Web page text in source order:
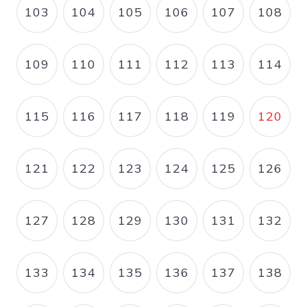
PAGE
103 PAGE
104 PAGE
105 PAGE
106 PAGE
107 PAGE
108
PAGE
109 PAGE
110 PAGE
111 PAGE
112 PAGE
113 PAGE
114
PAGE
115 PAGE
116 PAGE
117 PAGE
118 PAGE
119 120
PAGE
121 PAGE
122 PAGE
123 PAGE
124 PAGE
125 PAGE
126
PAGE
127 PAGE
128 PAGE
129 PAGE
130 PAGE
131 PAGE
132
PAGE
133 PAGE
134 PAGE
135 PAGE
136 PAGE
137 PAGE
138